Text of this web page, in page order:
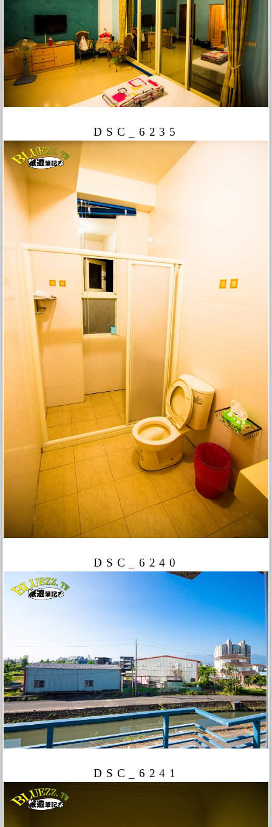
DSC_6235
DSC_6240
DSC_6241